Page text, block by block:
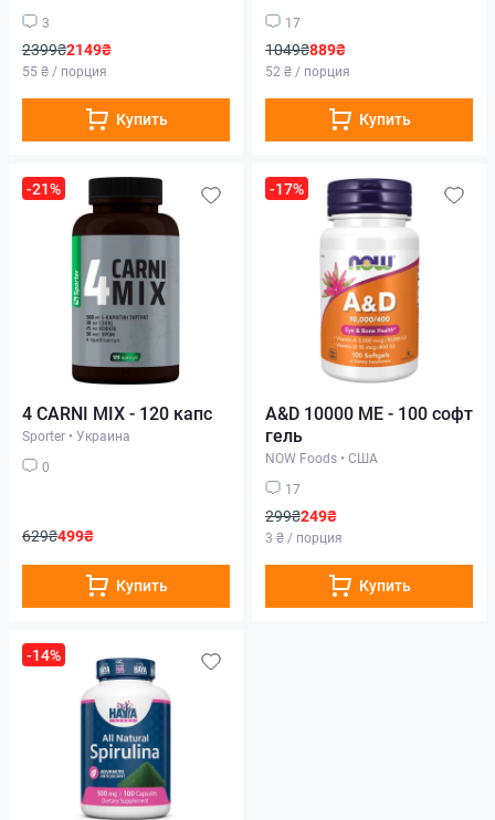
3
2399₴2149₴
55 ₴ / порция
Купить
17
1049₴889₴
52 ₴ / порция
Купить
-21%
4 CARNI MIX - 120 капс
Sporter • Украина
0
629₴499₴
Купить
-17%
A&D 10000 МЕ - 100 софт
гель
NOW Foods • США
17
299₴249₴
3 ₴ / порция
Купить
-14%